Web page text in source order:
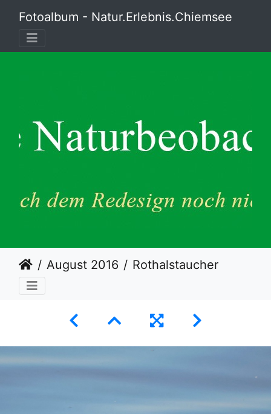
Fotoalbum - Natur.Erlebnis.Chiemsee
August 2016 Rothalstaucher